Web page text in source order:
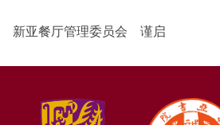
新亚餐厅管理委员会 谨启